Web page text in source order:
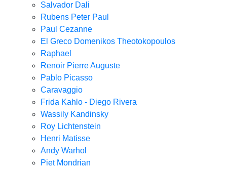
Salvador Dali
Rubens Peter Paul
Paul Cezanne
El Greco Domenikos Theotokopoulos
Raphael
Renoir Pierre Auguste
Pablo Picasso
Caravaggio
Frida Kahlo - Diego Rivera
Wassily Kandinsky
Roy Lichtenstein
Henri Matisse
Andy Warhol
Piet Mondrian